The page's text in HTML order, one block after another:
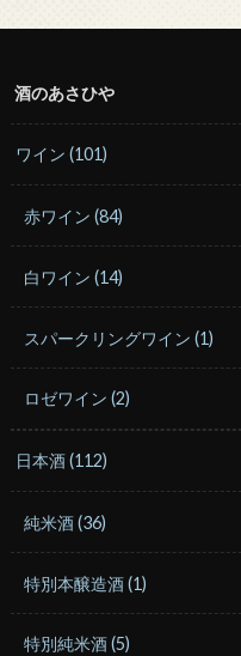
酒のあさひや
ワイン(101)
赤ワイン(84)
白ワイン(14)
スパークリングワイン(1)
ロゼワイン(2)
日本酒(112)
純米酒(36)
特別本醸造酒(1)
特別純米酒(5)